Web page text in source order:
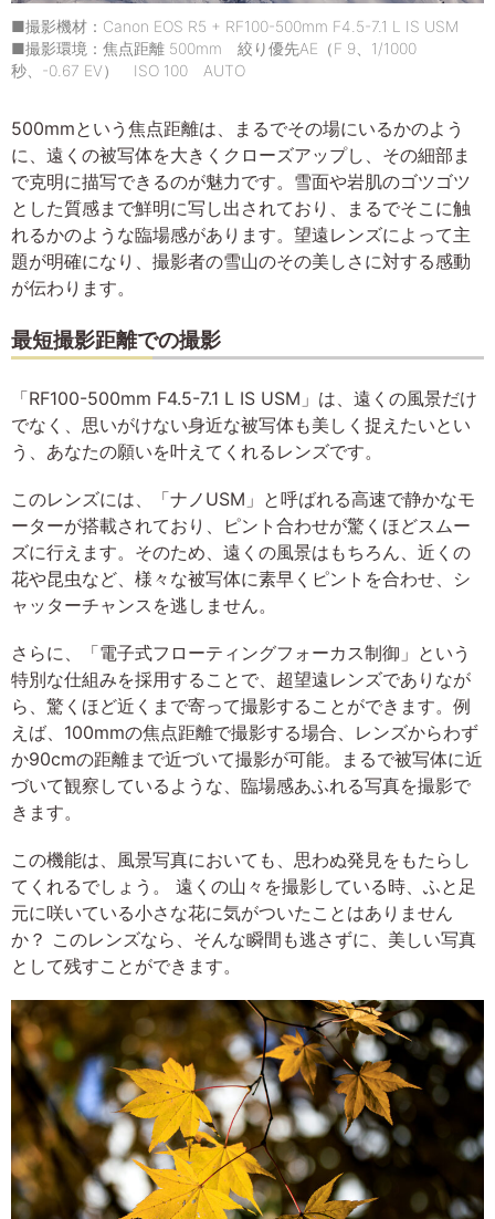
■撮影機材：Canon EOS R5 + RF100-500mm F4.5-7.1 L IS USM
■撮影環境：焦点距離 500mm 絞り優先AE（F 9、1/1000
秒、-0.67 EV） ISO 100 AUTO
500mmという焦点距離は、まるでその場にいるかのよう
に、遠くの被写体を大きくクローズアップし、その細部ま
で克明に描写できるのが魅力です。雪面や岩肌のゴツゴツ
とした質感まで鮮明に写し出されており、まるでそこに触
れるかのような臨場感があります。望遠レンズによって主
題が明確になり、撮影者の雪山のその美しさに対する感動
が伝わります。
最短撮影距離での撮影
「RF100-500mm F4.5-7.1 L IS USM」は、遠くの風景だけ
でなく、思いがけない身近な被写体も美しく捉えたいとい
う、あなたの願いを叶えてくれるレンズです。
このレンズには、「ナノUSM」と呼ばれる高速で静かなモ
ーターが搭載されており、ピント合わせが驚くほどスムー
ズに行えます。そのため、遠くの風景はもちろん、近くの
花や昆虫など、様々な被写体に素早くピントを合わせ、シ
ャッターチャンスを逃しません。
さらに、「電子式フローティングフォーカス制御」という
特別な仕組みを採用することで、超望遠レンズでありなが
ら、驚くほど近くまで寄って撮影することができます。例
えば、100mmの焦点距離で撮影する場合、レンズからわず
か90cmの距離まで近づいて撮影が可能。まるで被写体に近
づいて観察しているような、臨場感あふれる写真を撮影で
きます。
この機能は、風景写真においても、思わぬ発見をもたらし
てくれるでしょう。 遠くの山々を撮影している時、ふと足
元に咲いている小さな花に気がついたことはありません
か？ このレンズなら、そんな瞬間も逃さずに、美しい写真
として残すことができます。